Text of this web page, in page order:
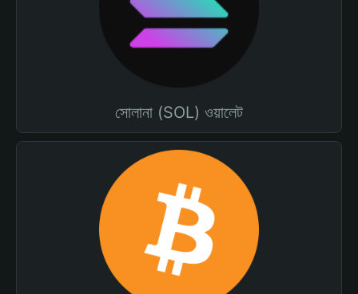
সোলানা (SOL) ওয়ালেট